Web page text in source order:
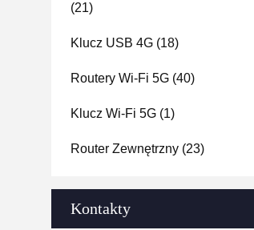
(21)
Klucz USB 4G (18)
Routery Wi-Fi 5G (40)
Klucz Wi-Fi 5G (1)
Router Zewnętrzny (23)
Kontakty